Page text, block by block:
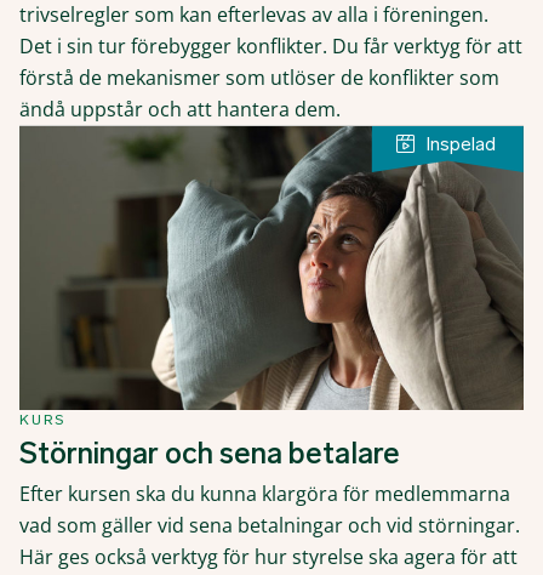
trivselregler som kan efterlevas av alla i föreningen.
Det i sin tur förebygger konflikter. Du får verktyg för att
förstå de mekanismer som utlöser de konflikter som
ändå uppstår och att hantera dem.
KURS
Störningar och sena betalare
Efter kursen ska du kunna klargöra för medlemmarna
vad som gäller vid sena betalningar och vid störningar.
Här ges också verktyg för hur styrelse ska agera för att